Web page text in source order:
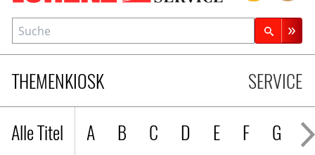
THEMENKIOSK
Alle Titel
A B C D E F G H
SERVICE
Suche
Zeitschriftensuche